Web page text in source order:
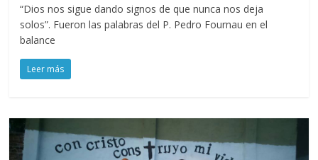
“Dios nos sigue dando signos de que nunca nos deja
solos”. Fueron las palabras del P. Pedro Fournau en el
balance
Leer más